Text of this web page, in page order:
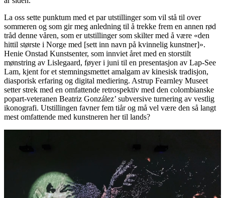
La oss sette punktum med et par utstillinger som vil stå til over
sommeren og som gir meg anledning til å trekke frem en annen rød
tråd denne våren, som er utstillinger som skilter med å være «den
hittil største i Norge med [sett inn navn på kvinnelig kunstner]».
Henie Onstad Kunstsenter, som innviet året med en storstilt
mønstring av Lislegaard, føyer i juni til en presentasjon av Lap-See
Lam, kjent for et stemningsmettet amalgam av kinesisk tradisjon,
diasporisk erfaring og digital mediering. Astrup Fearnley Museet
setter strek med en omfattende retrospektiv med den colombianske
popart-veteranen Beatriz González’ subversive turnering av vestlig
ikonografi. Utstillingen favner fem tiår og må vel være den så langt
mest omfattende med kunstneren her til lands?